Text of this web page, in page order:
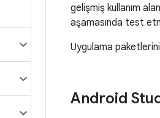
gelişmiş kullanım
aşamasında test
Uygulama
Android